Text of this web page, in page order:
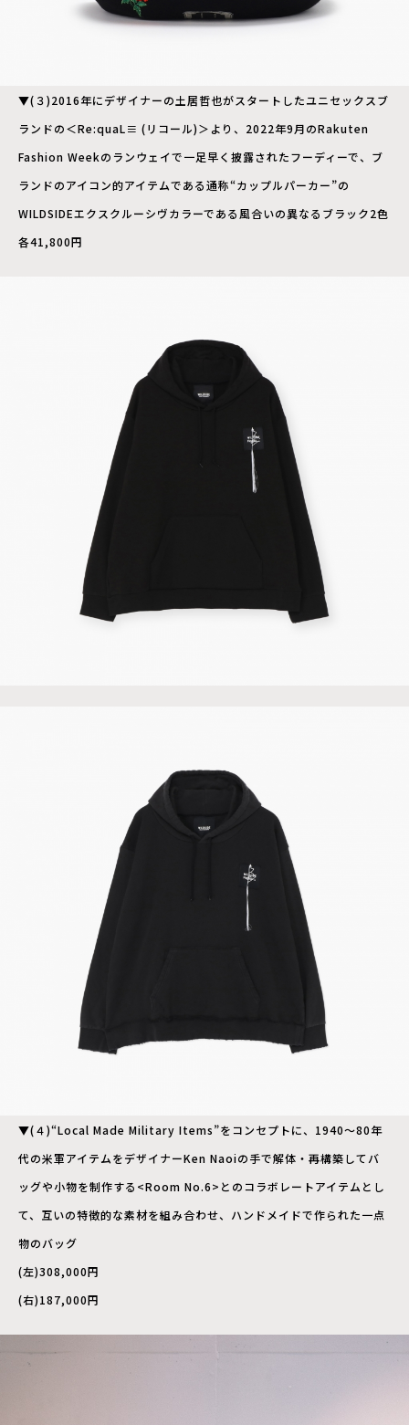
▼(３)2016年にデザイナーの土居哲也がスタートしたユニセックスブ
ランドの＜Re:quaL≡ (リコール)＞より、2022年9月のRakuten
Fashion Weekのランウェイで一足早く披露されたフーディーで、ブ
ランドのアイコン的アイテムである通称“カップルパーカー”の
WILDSIDEエクスクルーシヴカラーである風合いの異なるブラック2色
各41,800円
▼(４)“Local Made Military Items”をコンセプトに、1940〜80年
代の米軍アイテムをデザイナーKen Naoiの手で解体・再構築してバ
ッグや小物を制作する<Room No.6>とのコラボレートアイテムとし
て、互いの特徴的な素材を組み合わせ、ハンドメイドで作られた一点
物のバッグ
(左)308,000円
(右)187,000円